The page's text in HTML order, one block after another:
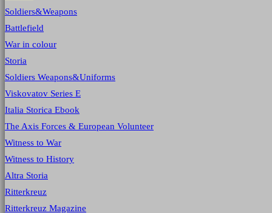
Soldiers&Weapons
Battlefield
War in colour
Storia
Soldiers Weapons&Uniforms
Viskovatov Series E
Italia Storica Ebook
The Axis Forces & European Volunteer
Witness to War
Witness to History
Altra Storia
Ritterkreuz
Ritterkreuz Magazine